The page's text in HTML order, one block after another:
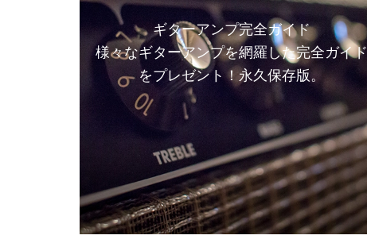
ギターアンプ完全ガイド
様々なギターアンプを網羅した完全ガイド
をプレゼント！永久保存版。